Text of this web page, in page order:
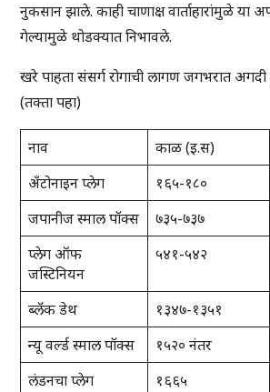
नुकसान झाले. काही चाणाक्ष वार्ताहारांमुळे या
गेल्यामुळे थोडक्यात निभावले.
खरे पाहता संसर्ग रोगाची लागण जगभरात
(तक्ता पहा)
नाव काळ (इ.स)
अँटोनाइन प्लेग
१६५-१८०
जपानीज स्माल पॉक्स
७३५-७३७
प्लेग ऑफ
जस्टिनियन
५४१-५४२
ब्लॅक डेथ १३४७-१३५१
न्यू वर्ल्ड स्माल पॉक्स
१५२० नंतर
लंडनचा प्लेग
१६६५